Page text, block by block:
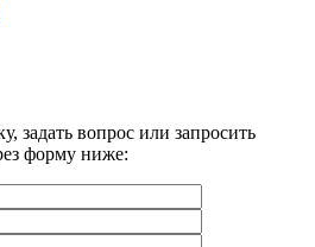
задать вопрос или запросить
форму ниже: